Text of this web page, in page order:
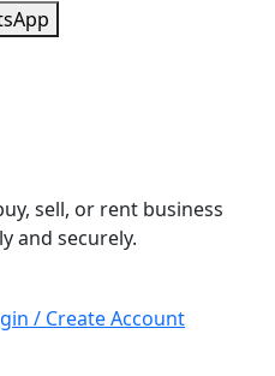
sell, or rent business
and securely.
/ Create Account